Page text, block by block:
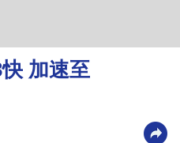
加速至